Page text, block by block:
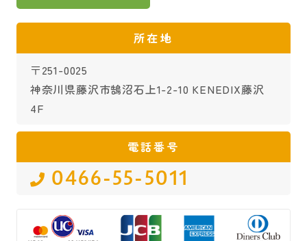
所在地
〒251-0025
神奈川県藤沢市鵠沼石上1-2-10 KENEDIX藤沢
4F
電話番号
0466-55-5011